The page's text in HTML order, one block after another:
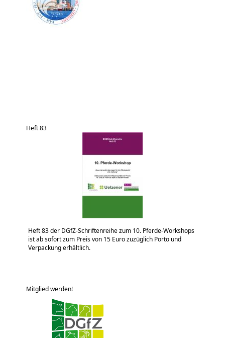
Heft 83
Heft 83 der DGfZ-Schriftenreihe zum 10. Pferde-Workshops
ist ab sofort zum Preis von 15 Euro zuzüglich Porto und
Verpackung erhältlich.
Mitglied werden!